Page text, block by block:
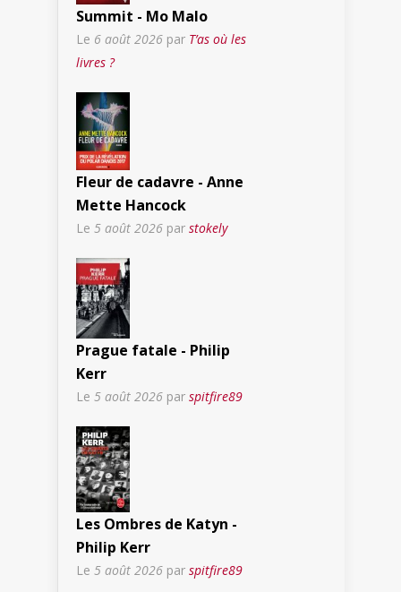
Summit - Mo Malo
Le 6 août 2026 par T’as où les
livres ?
Fleur de cadavre - Anne
Mette Hancock
Le 5 août 2026 par stokely
Prague fatale - Philip
Kerr
Le 5 août 2026 par spitfire89
Les Ombres de Katyn -
Philip Kerr
Le 5 août 2026 par spitfire89